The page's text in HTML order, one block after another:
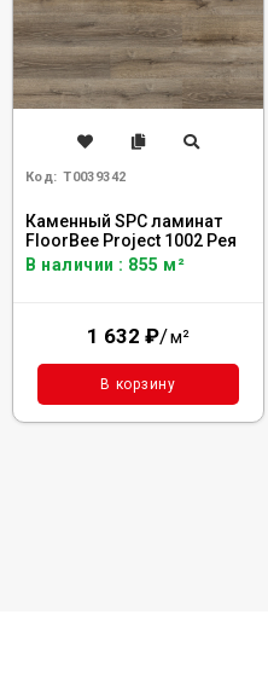
Код: Т0039342
Каменный SPC ламинат
FloorBee Project 1002 Рея
В наличии : 855 м²
1 632 ₽/м²
В корзину